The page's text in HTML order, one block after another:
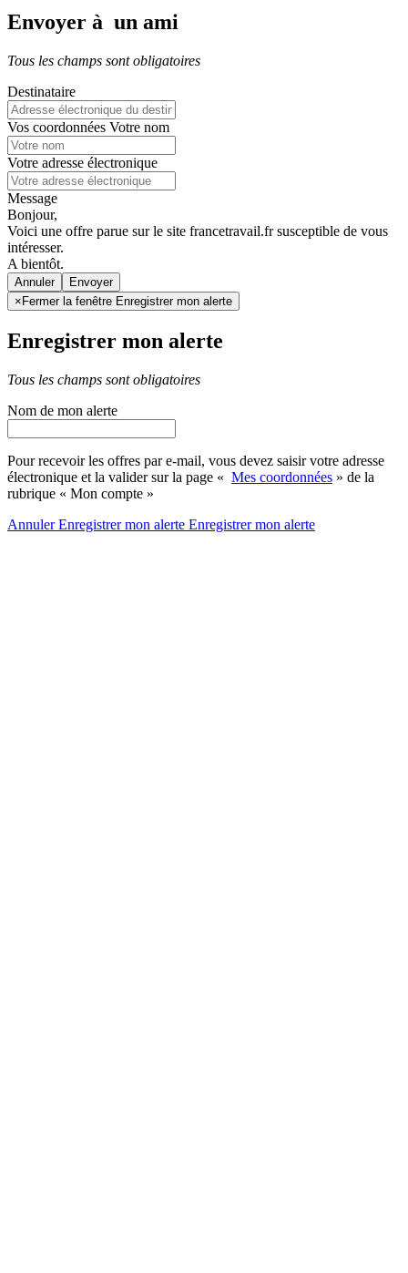
Envoyer à un ami
Tous les champs sont obligatoires
Destinataire
Vos coordonnées Votre nom
Votre adresse électronique
Message
Bonjour,
Voici une offre parue sur le site francetravail.fr susceptible de vous
intéresser.
A bientôt.
Annuler
× Fermer la fenêtre Enregistrer mon alerte
Enregistrer mon alerte
Tous les champs sont obligatoires
Nom de mon alerte
Pour recevoir les offres par e-mail, vous devez saisir votre adresse
électronique et la valider sur la page « Mes coordonnées » de la
rubrique « Mon compte »
AnnulerEnregistrer mon alerte Enregistrermon alerte